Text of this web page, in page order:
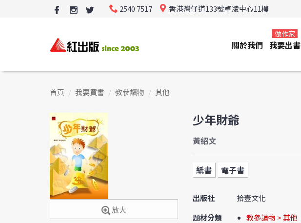
2540 7517 香港灣仔道133號卓凌中心11樓
關於我們 我要出書
做作家
首頁 我要買書 教參讀物 其他
放大
少年財爺
黃紹文
紙書 電子書
出版社
拾壹文化
題材分類
教參讀物 > 其他